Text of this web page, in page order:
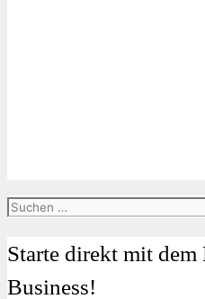
Suchen
Starte direkt mit
Business!